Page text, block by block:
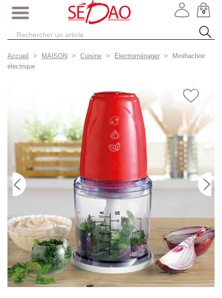
0
Accueil MAISON Cuisine Électroménager
Minihachoir
électrique